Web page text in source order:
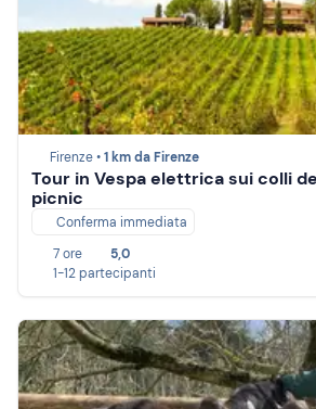
Firenze •1 km da Firenze
Tour in Vespa elettrica sui colli
picnic
Conferma immediata
7 ore
5,0
1-12 partecipanti